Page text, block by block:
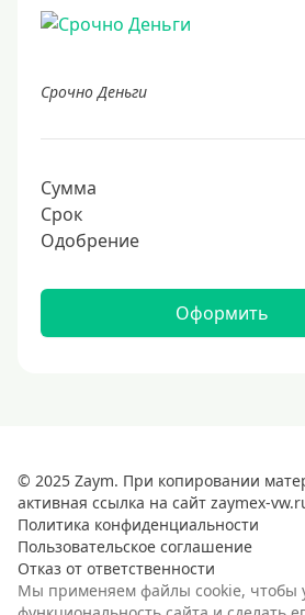
Срочно Деньги
Сумма
Срок
Одобрение
Оформить
© 2025 Zaym. При копировании
активная ссылка на сайт zaymex-
Политика конфиденциальности
Пользовательское соглашение
Отказ от ответственности
Мы применяем файлы cookie, чтобы